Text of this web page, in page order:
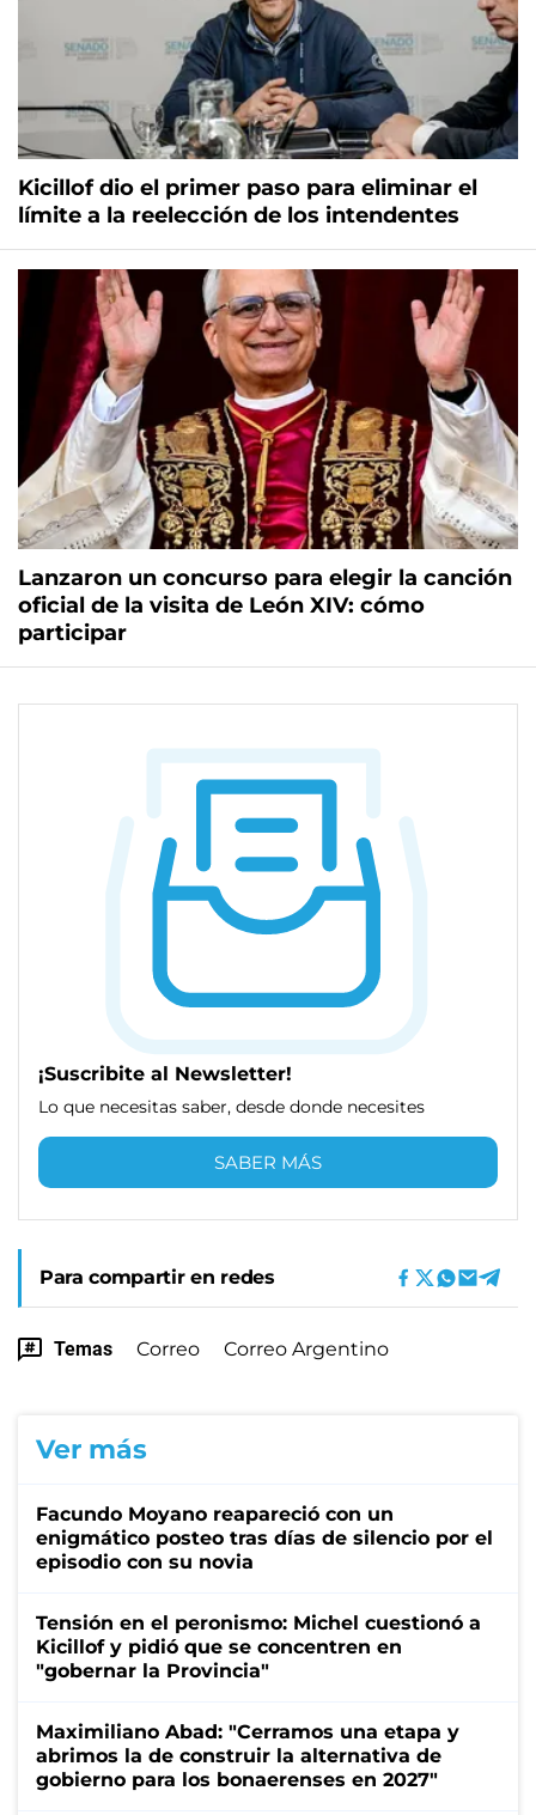
Kicillof dio el primer paso para eliminar el
límite a la reelección de los intendentes
Lanzaron un concurso para elegir la canción
oficial de la visita de León XIV: cómo
participar
¡Suscribite al Newsletter!
Lo que necesitas saber, desde donde necesites
SABER MÁS
Para compartir en redes
Temas Correo Correo Argentino
Ver más
Facundo Moyano reapareció con un
enigmático posteo tras días de silencio por el
episodio con su novia
Tensión en el peronismo: Michel cuestionó a
Kicillof y pidió que se concentren en
"gobernar la Provincia"
Maximiliano Abad: "Cerramos una etapa y
abrimos la de construir la alternativa de
gobierno para los bonaerenses en 2027"